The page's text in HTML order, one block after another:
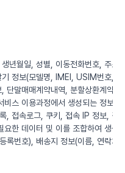
생년월일, 성별, 이동전화번호, 주
기 정보(모델명, IMEI, USIM번호,
, 단말매매계약내역, 분할상환계약
비스 이용과정에서 생성되는 정보(
, 접속로그, 쿠키, 접속 IP 정보, 결
요한 데이터 및 이를 조합하여 생
록번호), 배송지 정보(이름, 연락처,